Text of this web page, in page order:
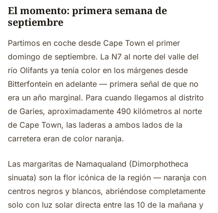
El momento: primera semana de
septiembre
Partimos en coche desde Cape Town el primer
domingo de septiembre. La N7 al norte del valle del
río Olifants ya tenía color en los márgenes desde
Bitterfontein en adelante — primera señal de que no
era un año marginal. Para cuando llegamos al distrito
de Garies, aproximadamente 490 kilómetros al norte
de Cape Town, las laderas a ambos lados de la
carretera eran de color naranja.
Las margaritas de Namaqualand (Dimorphotheca
sinuata) son la flor icónica de la región — naranja con
centros negros y blancos, abriéndose completamente
solo con luz solar directa entre las 10 de la mañana y